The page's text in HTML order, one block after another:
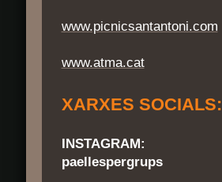
www.picnicsantantoni.com
www.atma.cat
XARXES SOCIALS:
INSTAGRAM:
paellespergrups